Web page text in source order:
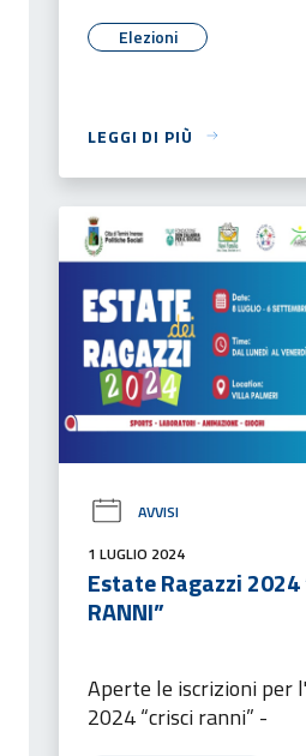
Elezioni
LEGGI DI PIÙ
AVVISI
1 LUGLIO 2024
Estate Ragazzi 2024
RANNI”
Aperte le iscrizioni per
2024 “crisci ranni” -